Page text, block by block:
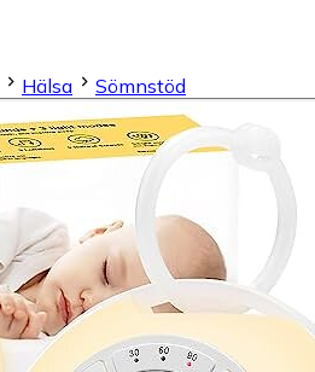
Hälsa Sömnstöd